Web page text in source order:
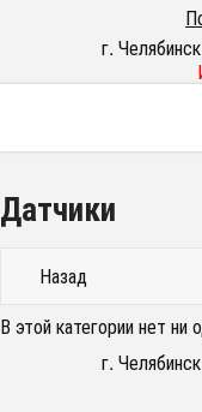
г.
Датчики
Назад
В этой категории нет ни
г.